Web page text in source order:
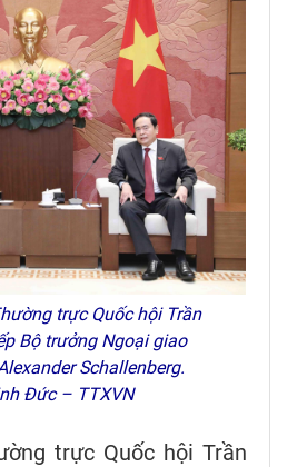
trực Quốc hội Trần
Bộ trưởng Ngoại giao
Schallenberg.
Đức – TTXVN
trực Quốc hội Trần